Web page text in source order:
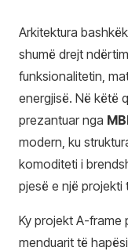
Arkitektura
shumë drejt
funksionalitetin,
energjisë. Në këtë
prezantuar nga
modern, ku
komoditeti i
pjesë e një projekti
Ky projekt A-frame
menduarit të